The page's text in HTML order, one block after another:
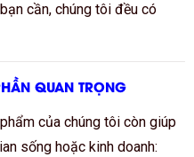
cần, chúng tôi đều có
QUAN TRỌNG
của chúng tôi còn giúp
sống hoặc kinh doanh: